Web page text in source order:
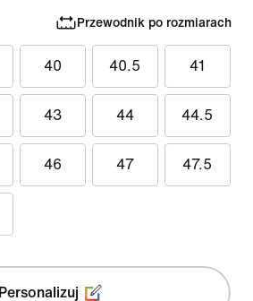
Przewodnik po rozmiarach
40 40.5 41
43 44 44.5
46 47 47.5
Personalizuj